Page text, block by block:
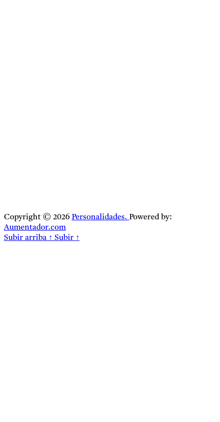
Copyright © 2026 Personalidades. Powered by:
Aumentador.com
Subir arriba ↑ Subir ↑